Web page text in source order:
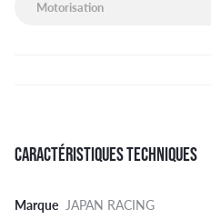
CARACTÉRISTIQUES TECHNIQUES
Marque JAPAN RACING